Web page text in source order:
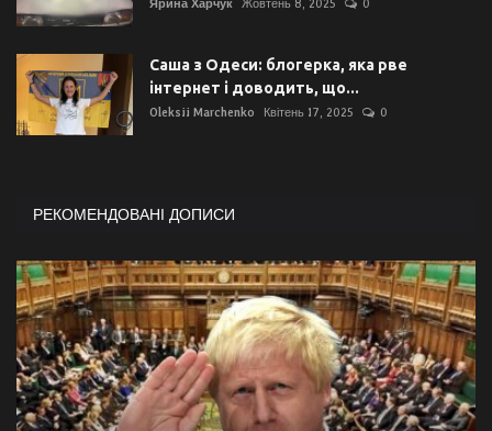
Ярина Харчук Жовтень 8, 2025 0
Саша з Одеси: блогерка, яка рве
інтернет і доводить, що...
Oleksii Marchenko Квітень 17, 2025 0
РЕКОМЕНДОВАНІ ДОПИСИ